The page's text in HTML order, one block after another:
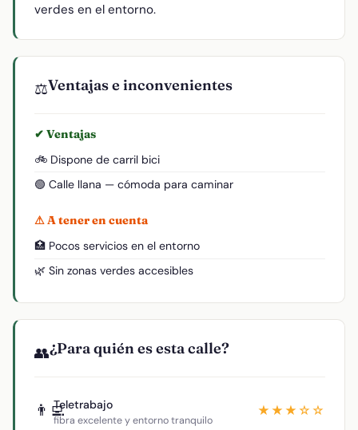
verdes en el entorno.
⚖️Ventajas e inconvenientes
✔ Ventajas
🚲 Dispone de carril bici
🟢 Calle llana — cómoda para caminar
⚠ A tener en cuenta
🏥 Pocos servicios en el entorno
🌿 Sin zonas verdes accesibles
👥¿Para quién es esta calle?
👨‍💻Teletrabajo
fibra excelente y entorno tranquilo
★★★☆☆